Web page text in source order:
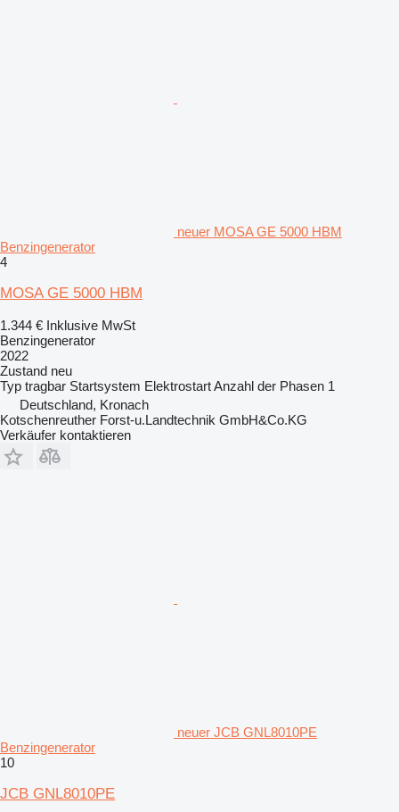
neuer MOSA GE 5000 HBM
Benzingenerator
4
MOSA GE 5000 HBM
1.344 € Inklusive MwSt
Benzingenerator
2022
Zustand neu
Typ tragbar Startsystem ElektrostartAnzahl der Phasen 1
Deutschland, Kronach
Kotschenreuther Forst-u.Landtechnik GmbH&Co.KG
Verkäufer kontaktieren
neuer JCB GNL8010PE
Benzingenerator
10
JCB GNL8010PE